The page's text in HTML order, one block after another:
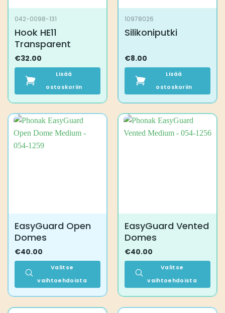
042-0098-131
Hook HE11
Transparent
€32.00
Lisää
ostoskoriin
10978026
Silikoniputki
€8.00
Lisää
ostoskoriin
EasyGuard Open
Domes
€40.00
Valitse
vaihtoehdoista
EasyGuard Vented
Domes
€40.00
Valitse
vaihtoehdoista